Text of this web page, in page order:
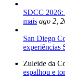
SDCC 2026:
mais ago 2,
San Diego
experiências
Zuleide da
espalhou e